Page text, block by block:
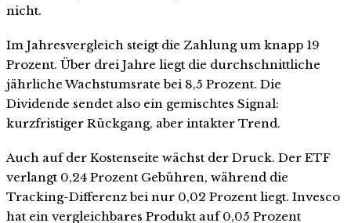
nicht.
Im Jahresvergleich steigt die Zahlung um knapp 19
Prozent. Über drei Jahre liegt die durchschnittliche
jährliche Wachstumsrate bei 8,5 Prozent. Die
Dividende sendet also ein gemischtes Signal:
kurzfristiger Rückgang, aber intakter Trend.
Auch auf der Kostenseite wächst der Druck. Der ETF
verlangt 0,24 Prozent Gebühren, während die
Tracking-Differenz bei nur 0,02 Prozent liegt. Invesco
hat ein vergleichbares Produkt auf 0,05 Prozent